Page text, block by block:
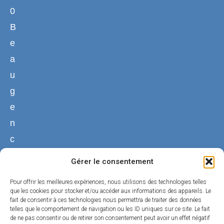
Gérer le consentement
Pour offrir les meilleures expériences, nous utilisons des technologies telles
que les cookies pour stocker et/ou accéder aux informations des appareils. Le
fait de consentir à ces technologies nous permettra de traiter des données
telles que le comportement de navigation ou les ID uniques sur ce site. Le fait
de ne pas consentir ou de retirer son consentement peut avoir un effet négatif
0
B
e
a
u
g
e
n
c
02
38
44
50